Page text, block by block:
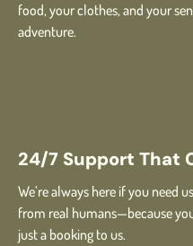
food, your clothes, and your
adventure.
24/7 Support That
We’re always here if you need
from real humans—because
just a booking to us.